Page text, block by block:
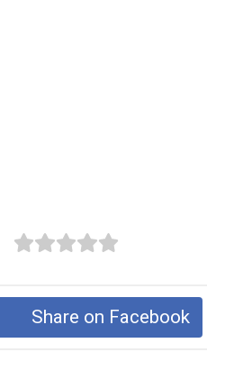
Share on Facebook